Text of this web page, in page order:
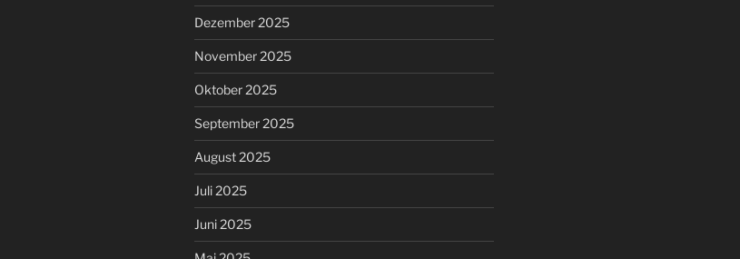
Dezember 2025
November 2025
Oktober 2025
September 2025
August 2025
Juli 2025
Juni 2025